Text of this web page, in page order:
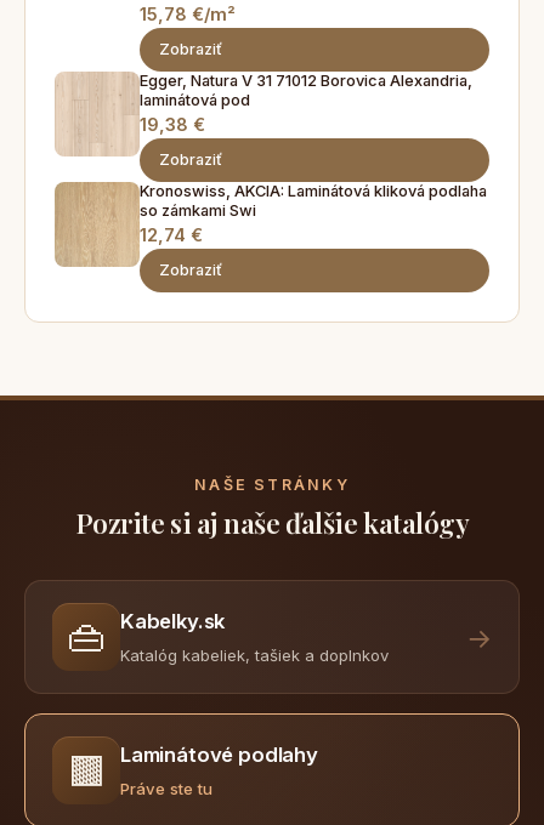
15,78 €/m²
Zobraziť
Egger, Natura V 31 71012 Borovica Alexandria,
laminátová pod
19,38 €
Zobraziť
Kronoswiss, AKCIA: Laminátová kliková podlaha
so zámkami Swi
12,74 €
Zobraziť
NAŠE STRÁNKY
Pozrite si aj naše ďalšie katalógy
👜 Kabelky.sk
Katalóg kabeliek, tašiek a doplnkov
→
🟫 Laminátové podlahy
Práve ste tu